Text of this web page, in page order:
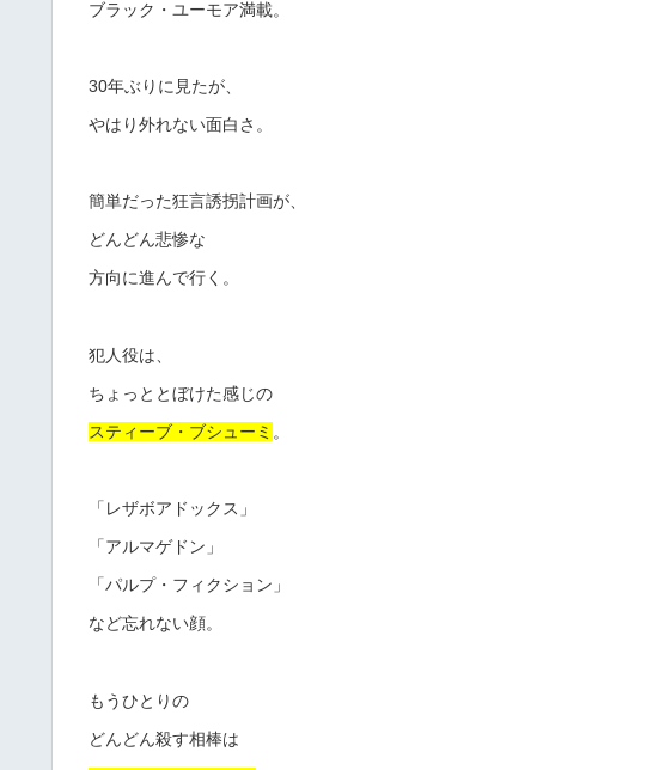
ブラック・ユーモア満載。
30年ぶりに見たが、
やはり外れない面白さ。
簡単だった狂言誘拐計画が、
どんどん悲惨な
方向に進んで行く。
犯人役は、
ちょっととぼけた感じの
スティーブ・ブシューミ 。
「レザボアドックス」
「アルマゲドン」
「パルプ・フィクション」
など忘れない顔。
もうひとりの
どんどん殺す相棒は